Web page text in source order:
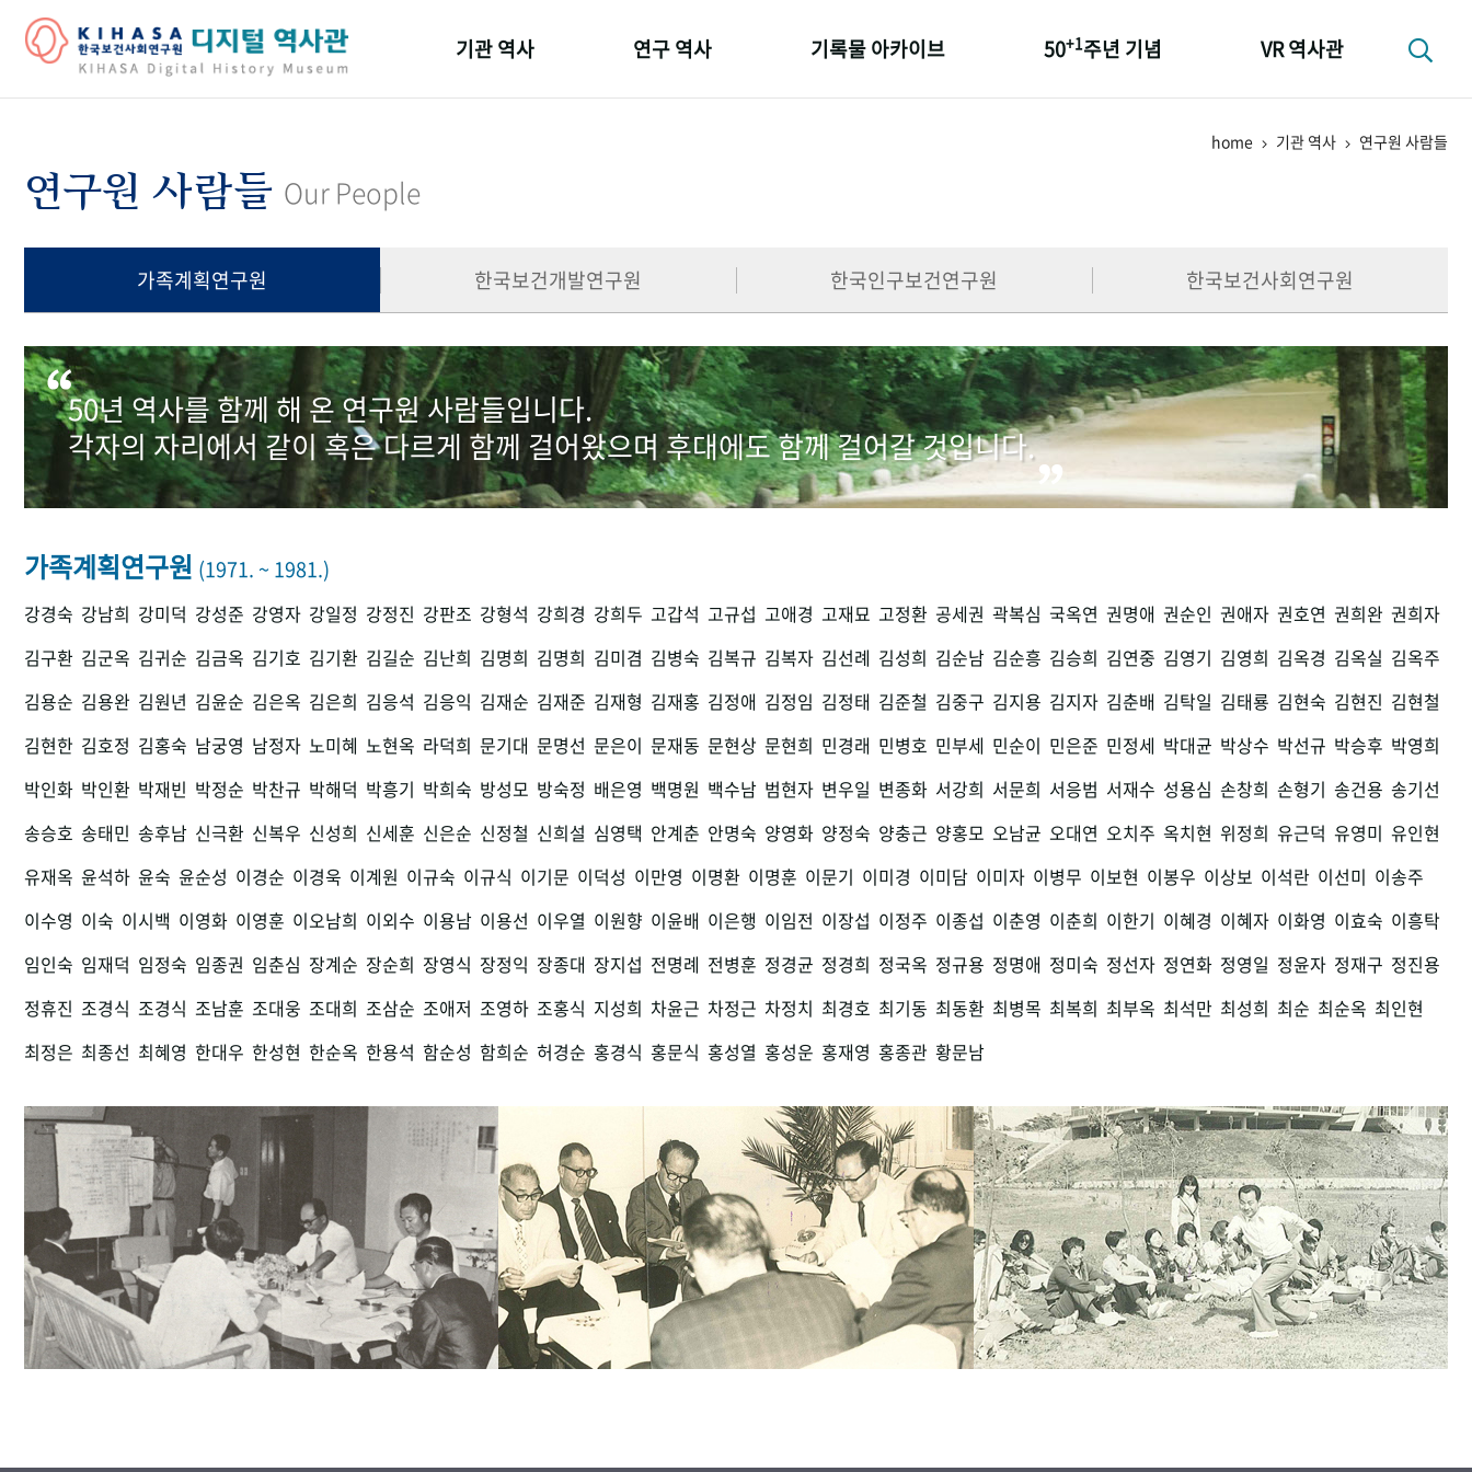
기관 역사 연구 역사 기록물 아카이브 50+1주년 기념
세계와 함께 한 KIHASA
VR 역사관
home 기관 역사 연구원 사람들
연구원 사람들 Our People
가족계획연구원 한국보건개발연구원 한국인구보건연구원 한국보건사회연구원
50년 역사를 함께 해 온 연구원 사람들입니다.
각자의 자리에서 같이 혹은 다르게 함께 걸어왔으며 후대에도 함께 걸어갈 것입니다.
가족계획연구원 (1971. ~ 1981.)
강경숙 강남희 강미덕 강성준 강영자 강일정 강정진 강판조 강형석 강희경 강희두 고갑석 고규섭 고애경 고재묘 고정환 공세권 곽복심 국옥연 권명애 권순인 권애자 권호연 권희완 권희자
김구환 김군옥 김귀순 김금옥 김기호 김기환 김길순 김난희 김명희 김명희 김미겸 김병숙 김복규 김복자 김선례 김성희 김순남 김순흥 김승희 김연중 김영기 김영희 김옥경 김옥실 김옥주
김용순 김용완 김원년 김윤순 김은옥 김은희 김응석 김응익 김재순 김재준 김재형 김재홍 김정애 김정임 김정태 김준철 김중구 김지용 김지자 김춘배 김탁일 김태룡 김현숙 김현진 김현철
김현한 김호정 김홍숙 남궁영 남정자 노미혜 노현옥 라덕희 문기대 문명선 문은이 문재동 문현상 문현희 민경래 민병호 민부세 민순이 민은준 민정세 박대균 박상수 박선규 박승후 박영희
박인화 박인환 박재빈 박정순 박찬규 박해덕 박흥기 박희숙 방성모 방숙정 배은영 백명원 백수남 범현자 변우일 변종화 서강희 서문희 서응범 서재수 성용심 손창희 손형기 송건용 송기선
송승호 송태민 송후남 신극환 신복우 신성희 신세훈 신은순 신정철 신희설 심영택 안계춘 안명숙 양영화 양정숙 양충근 양홍모 오남균 오대연 오치주 옥치현 위정희 유근덕 유영미 유인현
유재옥 윤석하 윤숙 윤순성 이경순 이경욱 이계원 이규숙 이규식 이기문 이덕성 이만영 이명환 이명훈 이문기 이미경 이미담 이미자 이병무 이보현 이봉우 이상보 이석란 이선미 이송주
이수영 이숙 이시백 이영화 이영훈 이오남희 이외수 이용남 이용선 이우열 이원향 이윤배 이은행 이임전 이장섭 이정주 이종섭 이춘영 이춘희 이한기 이혜경 이혜자 이화영 이효숙 이흥탁
임인숙 임재덕 임정숙 임종권 임춘심 장계순 장순희 장영식 장정익 장종대 장지섭 전명례 전병훈 정경균 정경희 정국옥 정규용 정명애 정미숙 정선자 정연화 정영일 정윤자 정재구 정진용
정휴진 조경식 조경식 조남훈 조대웅 조대희 조삼순 조애저 조영하 조홍식 지성희 차윤근 차정근 차정치 최경호 최기동 최동환 최병목 최복희 최부옥 최석만 최성희 최순 최순옥 최인현
최정은 최종선 최혜영 한대우 한성현 한순옥 한용석 함순성 함희순 허경순 홍경식 홍문식 홍성열 홍성운 홍재영 홍종관 황문남